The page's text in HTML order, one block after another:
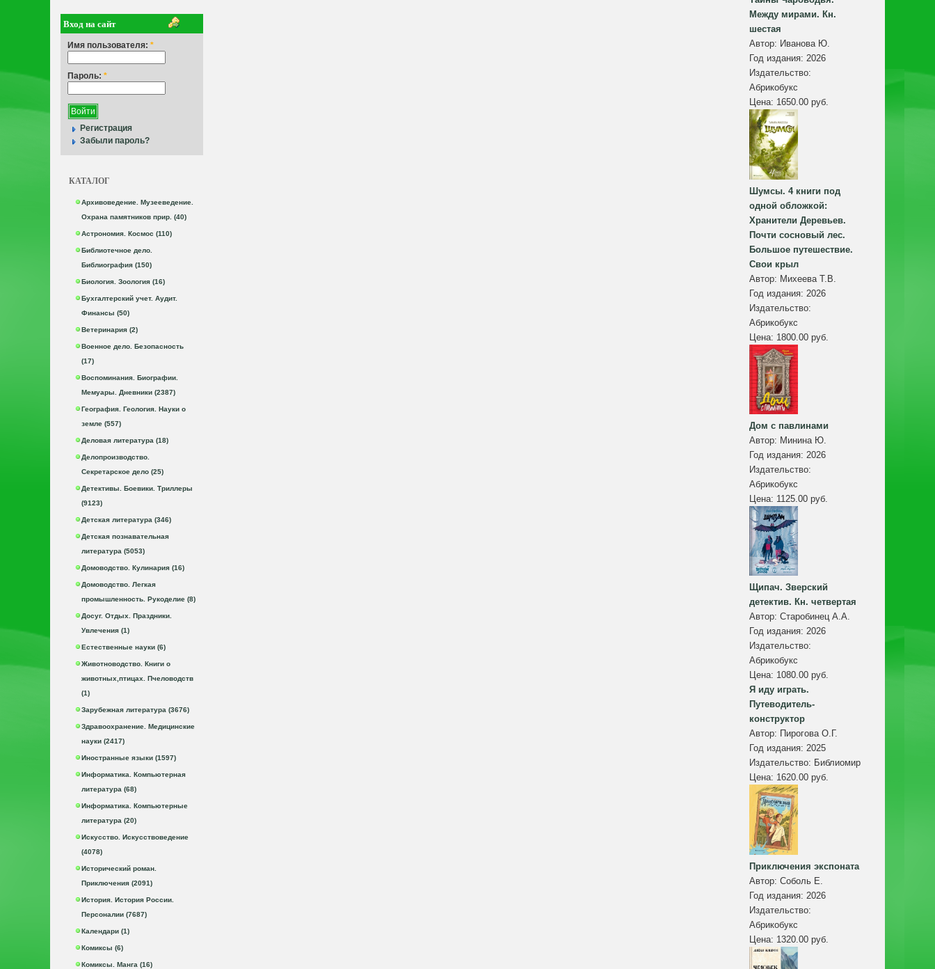
Вход на сайт
Имя пользователя: *
Пароль: *
Регистрация
Забыли пароль?
КАТАЛОГ
Архивоведение. Музееведение.
Охрана памятников прир. (40)
Астрономия. Космос (110)
Библиотечное дело.
Библиография (150)
Биология. Зоология (16)
Бухгалтерский учет. Аудит.
Финансы (50)
Ветеринария (2)
Военное дело. Безопасность
(17)
Воспоминания. Биографии.
Мемуары. Дневники (2387)
География. Геология. Науки о
земле (557)
Деловая литература (18)
Делопроизводство.
Секретарское дело (25)
Детективы. Боевики. Триллеры
(9123)
Детская литература (346)
Детская познавательная
литература (5053)
Домоводство. Кулинария (16)
Домоводство. Легкая
промышленность. Рукоделие (8)
Досуг. Отдых. Праздники.
Увлечения (1)
Естественные науки (6)
Животноводство. Книги о
животных,птицах. Пчеловодств
(1)
Зарубежная литература (3676)
Здравоохранение. Медицинские
науки (2417)
Иностранные языки (1597)
Информатика. Компьютерная
литература (68)
Информатика. Компьютерные
литература (20)
Искусство. Искусствоведение
(4078)
Исторический роман.
Приключения (2091)
История. История России.
Персоналии (7687)
Календари (1)
Комиксы (6)
Комиксы. Манга (16)
Между мирами. Кн.
шестая
Автор: Иванова Ю.
Год издания: 2026
Издательство:
Абрикобукс
Цена: 1650.00 руб.
Шумсы. 4 книги под
одной обложкой:
Хранители Деревьев.
Почти сосновый лес.
Большое путешествие.
Свои крыл
Автор: Михеева Т.В.
Год издания: 2026
Издательство:
Абрикобукс
Цена: 1800.00 руб.
Дом с павлинами
Автор: Минина Ю.
Год издания: 2026
Издательство:
Абрикобукс
Цена: 1125.00 руб.
Щипач. Зверский
детектив. Кн. четвертая
Автор: Старобинец А.А.
Год издания: 2026
Издательство:
Абрикобукс
Цена: 1080.00 руб.
Я иду играть.
Путеводитель-
конструктор
Автор: Пирогова О.Г.
Год издания: 2025
Издательство: Библиомир
Цена: 1620.00 руб.
Приключения экспоната
Автор: Соболь Е.
Год издания: 2026
Издательство:
Абрикобукс
Цена: 1320.00 руб.